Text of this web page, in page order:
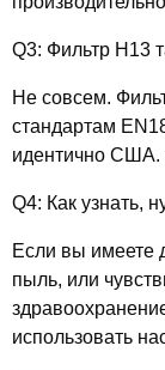
Q3: Фильтр H13
Не совсем.
стандартам
идентично США.
Q4: Как узнать,
Если вы имеете
пыль, или
использовать